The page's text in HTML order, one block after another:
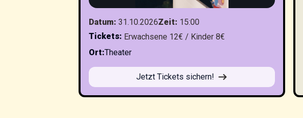
Datum: 31.10.2026Zeit: 15:00
Tickets: Erwachsene 12€ / Kinder 8€
Ort:Theater
Jetzt Tickets sichern!